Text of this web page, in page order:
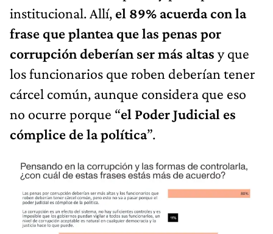
institucional. Allí, el 89% acuerda con la
frase que plantea que las penas por
corrupción deberían ser más altas y que
los funcionarios que roben deberían tener
cárcel común, aunque considera que eso
no ocurre porque “el Poder Judicial es
cómplice de la política”.